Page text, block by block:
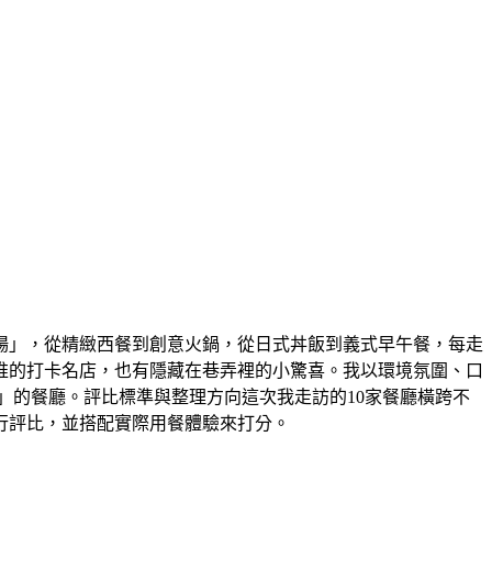
，從精緻西餐到創意火鍋，從日式丼飯到義式早午餐，每走
打卡名店，也有隱藏在巷弄裡的小驚喜。我以環境氛圍、口
餐廳。評比標準與整理方向這次我走訪的10家餐廳橫跨不
比，並搭配實際用餐體驗來打分。